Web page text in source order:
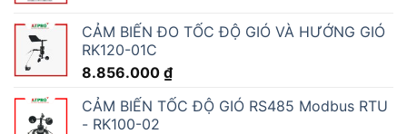
CẢM BIẾN ĐO TỐC ĐỘ GIÓ VÀ HƯỚNG GIÓ
RK120-01C
8.856.000 ₫
CẢM BIẾN TỐC ĐỘ GIÓ RS485 Modbus RTU
- RK100-02